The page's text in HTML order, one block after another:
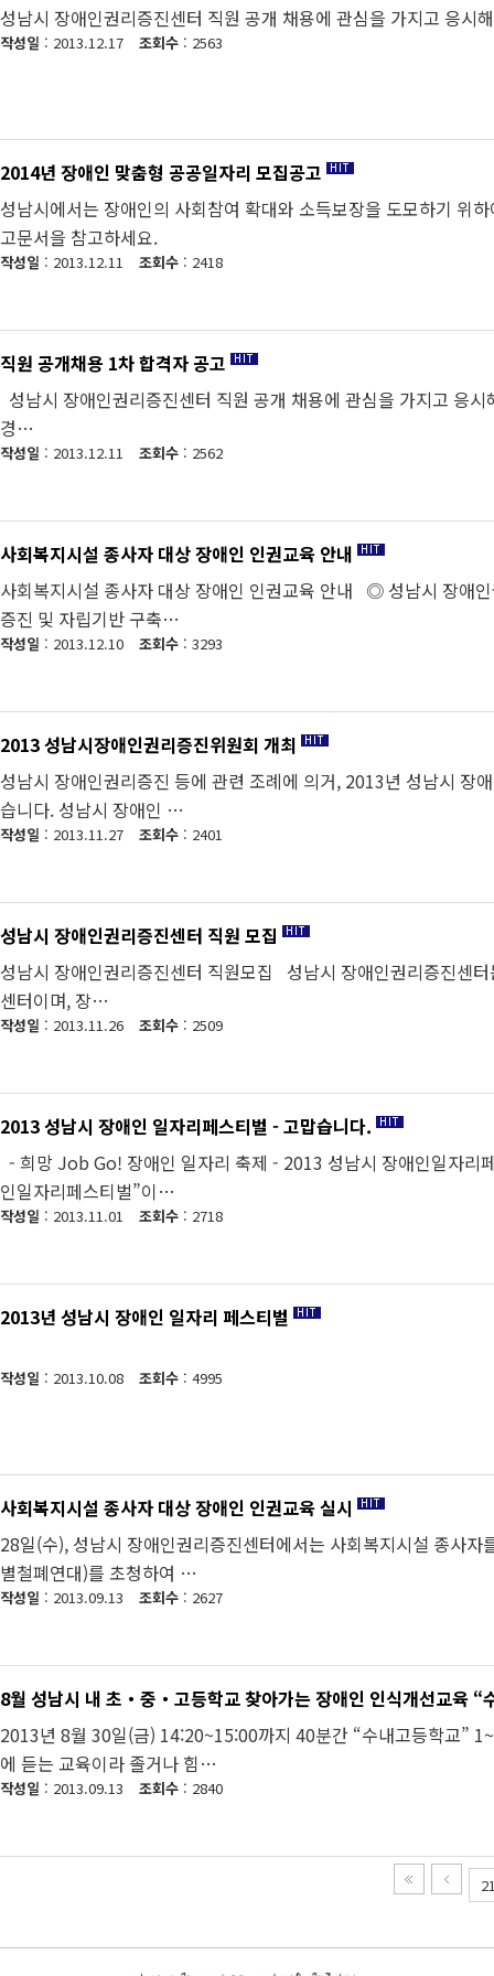
성남시 장애인권리증진센터 직원 공개 채용에 관심을 가지고
작성일 : 2013.12.17 조회수 : 2563
2014년 장애인 맞춤형 공공일자리 모집공고
성남시에서는 장애인의 사회참여 확대와 소득보장을 도모하기 위
고문서을 참고하세요.
작성일 : 2013.12.11 조회수 : 2418
직원 공개채용 1차 합격자 공고
성남시 장애인권리증진센터 직원 공개 채용에 관심을 가지고 응
경…
작성일 : 2013.12.11 조회수 : 2562
사회복지시설 종사자 대상 장애인 인권교육 안내
사회복지시설 종사자 대상 장애인 인권교육 안내 ◎ 성남시 장애
증진 및 자립기반 구축…
작성일 : 2013.12.10 조회수 : 3293
2013 성남시장애인권리증진위원회 개최
성남시 장애인권리증진 등에 관련 조례에 의거, 2013년 성남시
습니다. 성남시 장애인 …
작성일 : 2013.11.27 조회수 : 2401
성남시 장애인권리증진센터 직원 모집
성남시 장애인권리증진센터 직원모집 성남시 장애인권리증진센
센터이며, 장…
작성일 : 2013.11.26 조회수 : 2509
2013 성남시 장애인 일자리페스티벌 - 고맙습니다.
- 희망 Job Go! 장애인 일자리 축제 - 2013 성남시 장애인일자리
인일자리페스티벌”이…
작성일 : 2013.11.01 조회수 : 2718
2013년 성남시 장애인 일자리 페스티벌
작성일 : 2013.10.08 조회수 : 4995
사회복지시설 종사자 대상 장애인 인권교육 실시
28일(수), 성남시 장애인권리증진센터에서는 사회복지시설 종사
별철폐연대)를 초청하여 …
작성일 : 2013.09.13 조회수 : 2627
8월 성남시 내 초・중・고등학교 찾아가는 장애인 인식개선교육 “
2013년 8월 30일(금) 14:20~15:00까지 40분간 “수내고등학교”
에 듣는 교육이라 졸거나 힘…
작성일 : 2013.09.13 조회수 : 2840